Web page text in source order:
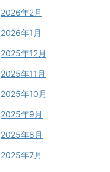
2026年2月
2026年1月
2025年12月
2025年11月
2025年10月
2025年9月
2025年8月
2025年7月